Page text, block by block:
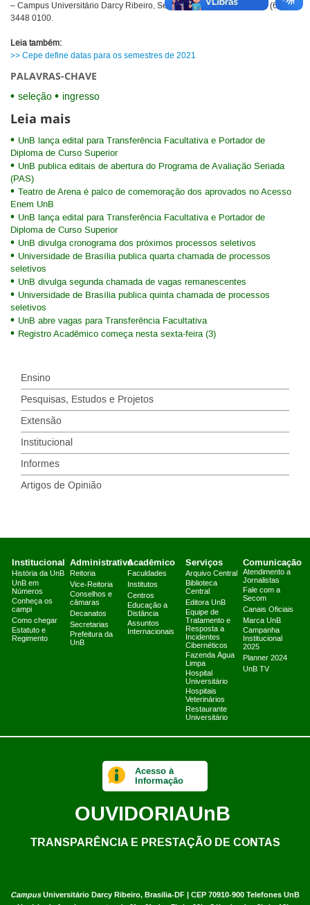
– Campus Universitário Darcy Ribeiro, Sede do Cebraspe – telefone (61)
3448 0100.
Leia também:
>> Cepe define datas para os semestres de 2021
PALAVRAS-CHAVE
seleção ingresso
Leia mais
UnB lança edital para Transferência Facultativa e Portador de
Diploma de Curso Superior
UnB publica editais de abertura do Programa de Avaliação Seriada
(PAS)
Teatro de Arena é palco de comemoração dos aprovados no Acesso
Enem UnB
UnB lança edital para Transferência Facultativa e Portador de
Diploma de Curso Superior
UnB divulga cronograma dos próximos processos seletivos
Universidade de Brasília publica quarta chamada de processos
seletivos
UnB divulga segunda chamada de vagas remanescentes
Universidade de Brasília publica quinta chamada de processos
seletivos
UnB abre vagas para Transferência Facultativa
Registro Acadêmico começa nesta sexta-feira (3)
Ensino
Pesquisas, Estudos e Projetos
Extensão
Institucional
Informes
Artigos de Opinião
Institucional
História da UnB
UnB em
Números
Conheça os
campi
Como chegar
Estatuto e
Regimento
Administrativo
Reitoria
Vice-Reitoria
Conselhos e
câmaras
Decanatos
Secretarias
Prefeitura da
UnB
Acadêmico
Faculdades
Institutos
Centros
Educação a
Distância
Assuntos
Internacionais
Serviços
Arquivo Central
Biblioteca
Central
Editora UnB
Equipe de
Tratamento e
Resposta a
Incidentes
Cibernéticos
Fazenda Água
Limpa
Hospital
Universitário
Hospitais
Veterinários
Restaurante
Universitário
Comunicação
Atendimento a
Jornalistas
Fale com a
Secom
Canais Oficiais
Marca UnB
Campanha
Institucional
2025
Planner 2024
UnB TV
CampusUniversitário Darcy Ribeiro, Brasília-DF | CEP 70910-900 Telefones UnB
Acesso à
Informação
OUVIDORIAUnB
TRANSPARÊNCIA E PRESTAÇÃO DE CONTAS